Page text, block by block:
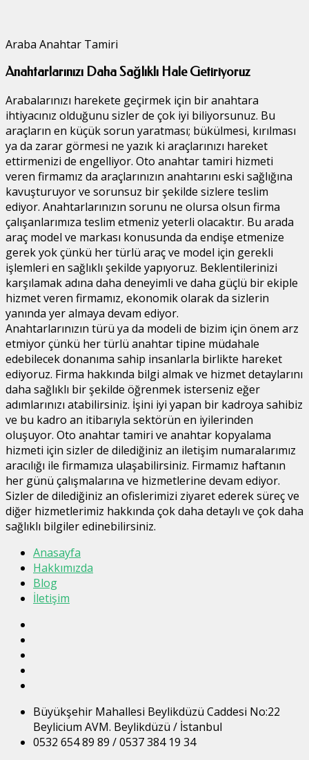
Araba Anahtar Tamiri
Anahtarlarınızı Daha Sağlıklı Hale Getiriyoruz
Arabalarınızı harekete geçirmek için bir anahtara
ihtiyacınız olduğunu sizler de çok iyi biliyorsunuz. Bu
araçların en küçük sorun yaratması; bükülmesi, kırılması
ya da zarar görmesi ne yazık ki araçlarınızı hareket
ettirmenizi de engelliyor. Oto anahtar tamiri hizmeti
veren firmamız da araçlarınızın anahtarını eski sağlığına
kavuşturuyor ve sorunsuz bir şekilde sizlere teslim
ediyor. Anahtarlarınızın sorunu ne olursa olsun firma
çalışanlarımıza teslim etmeniz yeterli olacaktır. Bu arada
araç model ve markası konusunda da endişe etmenize
gerek yok çünkü her türlü araç ve model için gerekli
işlemleri en sağlıklı şekilde yapıyoruz. Beklentilerinizi
karşılamak adına daha deneyimli ve daha güçlü bir ekiple
hizmet veren firmamız, ekonomik olarak da sizlerin
yanında yer almaya devam ediyor.
Anahtarlarınızın türü ya da modeli de bizim için önem arz
etmiyor çünkü her türlü anahtar tipine müdahale
edebilecek donanıma sahip insanlarla birlikte hareket
ediyoruz. Firma hakkında bilgi almak ve hizmet detaylarını
daha sağlıklı bir şekilde öğrenmek isterseniz eğer
adımlarınızı atabilirsiniz. İşini iyi yapan bir kadroya sahibiz
ve bu kadro an itibarıyla sektörün en iyilerinden
oluşuyor. Oto anahtar tamiri ve anahtar kopyalama
hizmeti için sizler de dilediğiniz an iletişim numaralarımız
aracılığı ile firmamıza ulaşabilirsiniz. Firmamız haftanın
her günü çalışmalarına ve hizmetlerine devam ediyor.
Sizler de dilediğiniz an ofislerimizi ziyaret ederek süreç ve
diğer hizmetlerimiz hakkında çok daha detaylı ve çok daha
sağlıklı bilgiler edinebilirsiniz.
Anasayfa
Hakkımızda
Blog
İletişim
Büyükşehir Mahallesi Beylikdüzü Caddesi No:22
Beylicium AVM. Beylikdüzü / İstanbul
0532 654 89 89 / 0537 384 19 34